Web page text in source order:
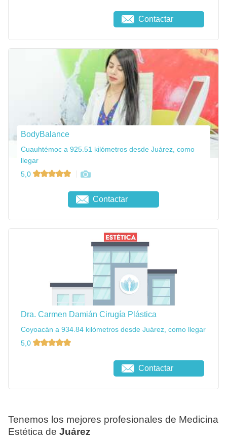
Contactar
BodyBalance
Cuauhtémoc a 925.51 kilómetros desde Juárez, como
llegar
5,0
Contactar
Dra. Carmen Damián Cirugía Plástica
Coyoacán a 934.84 kilómetros desde Juárez, como llegar
5,0
Contactar
Tenemos los mejores profesionales de Medicina
Estética de Juárez